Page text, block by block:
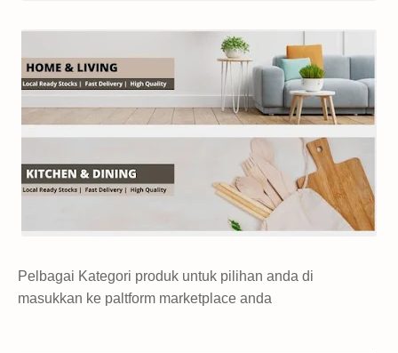
Pelbagai Kategori produk untuk pilihan anda di
masukkan ke paltform marketplace anda